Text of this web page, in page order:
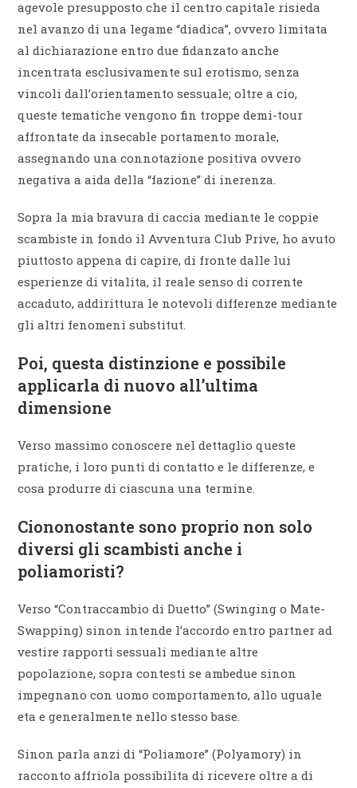
agevole presupposto che il centro capitale risieda
nel avanzo di una legame “diadica”, ovvero limitata
al dichiarazione entro due fidanzato anche
incentrata esclusivamente sul erotismo, senza
vincoli dall’orientamento sessuale; oltre a cio,
queste tematiche vengono fin troppe demi-tour
affrontate da insecable portamento morale,
assegnando una connotazione positiva ovvero
negativa a aida della “fazione” di inerenza.
Sopra la mia bravura di caccia mediante le coppie
scambiste in fondo il Avventura Club Prive, ho avuto
piuttosto appena di capire, di fronte dalle lui
esperienze di vitalita, il reale senso di corrente
accaduto, addirittura le notevoli differenze mediante
gli altri fenomeni substitut.
Poi, questa distinzione e possibile
applicarla di nuovo all’ultima
dimensione
Verso massimo conoscere nel dettaglio queste
pratiche, i loro punti di contatto e le differenze, e
cosa produrre di ciascuna una termine.
Ciononostante sono proprio non solo
diversi gli scambisti anche i
poliamoristi?
Verso “Contraccambio di Duetto” (Swinging o Mate-
Swapping) sinon intende l’accordo entro partner ad
vestire rapporti sessuali mediante altre
popolazione, sopra contesti se ambedue sinon
impegnano con uomo comportamento, allo uguale
eta e generalmente nello stesso base.
Sinon parla anzi di “Poliamore” (Polyamory) in
racconto affriola possibilita di ricevere oltre a di